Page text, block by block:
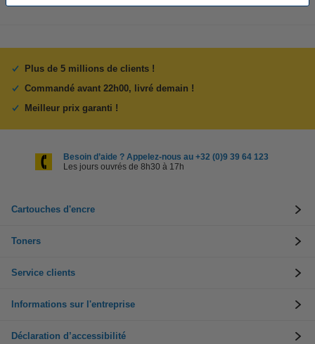
Plus de 5 millions de clients !
Commandé avant 22h00, livré demain !
Meilleur prix garanti !
Besoin d’aide ? Appelez-nous au +32 (0)9 39 64 123
Les jours ouvrés de 8h30 à 17h
Cartouches d'encre
Toners
Service clients
Informations sur l'entreprise
Déclaration d’accessibilité